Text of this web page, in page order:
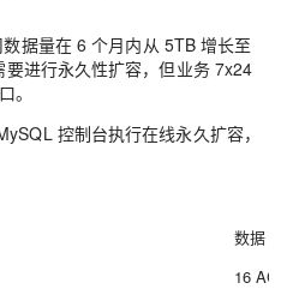
据量在 6 个月内从 5TB 增长至
进行永久性扩容，但业务 7x24
。
控制台执行在线永久扩容，
数据
16